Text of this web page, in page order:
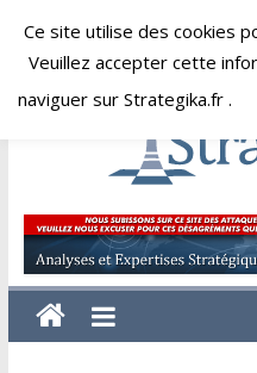
Skip
lundi,
Expertise
et
Analyses
Ce site utilise des cookies
Veuillez accepter cette
naviguer sur Strategika.fr .